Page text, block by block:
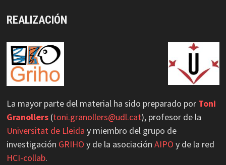
GRIHO participa en Accessibility Day 2025
#acessibility
Load More
REALIZACIÓN
La mayor parte del material ha sido preparado por Toni
Granollers(toni.granollers@udl.cat), profesor de la
Universitat de Lleida y miembro del grupo de
investigación GRIHO y de la asociación AIPO y de la red
HCI-collab.